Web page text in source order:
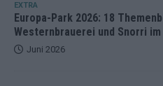
EXTRA
Europa-Park 2026: 18
Westernbrauerei und Snorri im
Juni 2026